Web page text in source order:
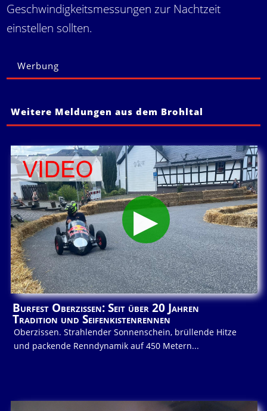
Geschwindigkeitsmessungen zur Nachtzeit
einstellen sollten.
Werbung
Weitere Meldungen aus dem Brohltal
Burfest Oberzissen: Seit über 20 Jahren
Tradition und Seifenkistenrennen
Oberzissen. Strahlender Sonnenschein, brüllende Hitze
und packende Renndynamik auf 450 Metern...